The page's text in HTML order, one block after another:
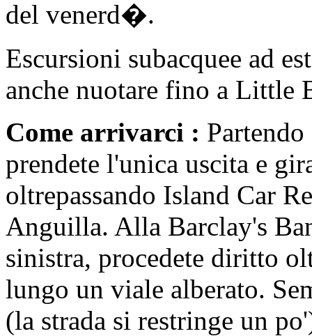
del venerd�.
Escursioni subacquee ad
anche nuotare fino a Little
Come arrivarci :
prendete l'unica uscita e
oltrepassando Island Car
Anguilla. Alla Barclay's
sinistra, procedete diritto
lungo un viale alberato.
(la strada si restringe un